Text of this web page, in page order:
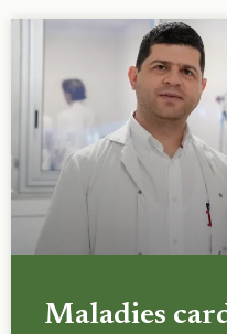
Maladies